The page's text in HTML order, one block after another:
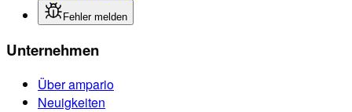
Fehler melden
Unternehmen
Über ampario
Neuigkeiten